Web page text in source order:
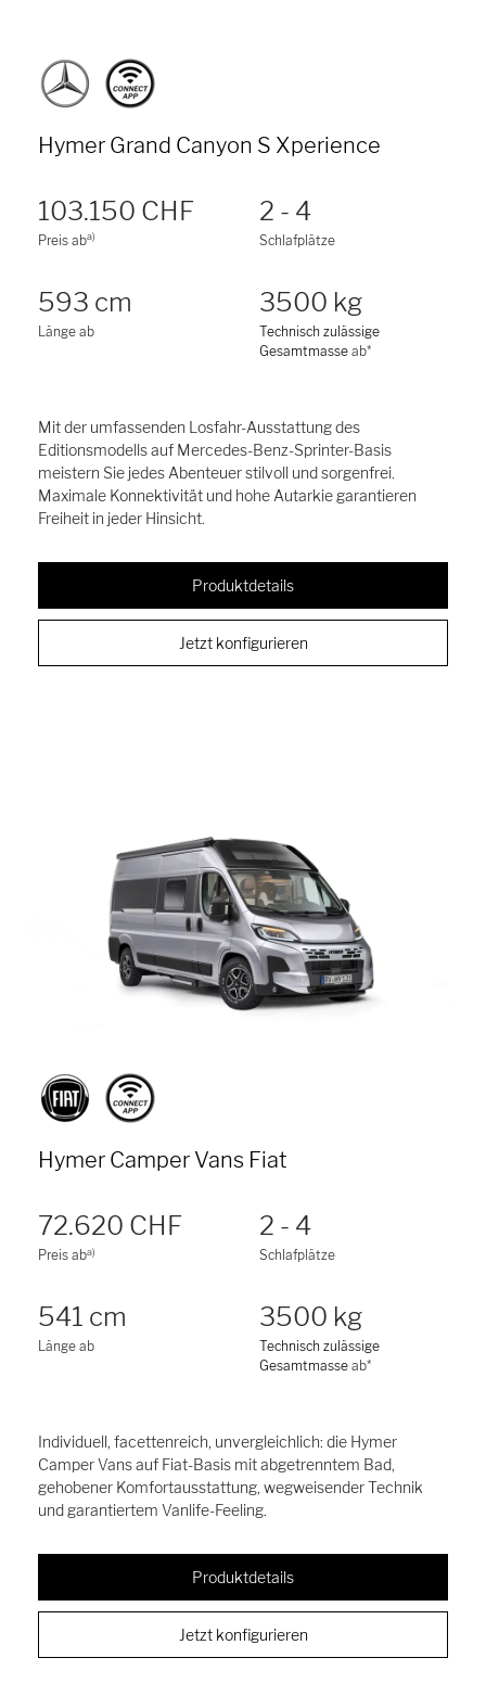
Hymer Grand Canyon S Xperience
103.150 CHF
Preis aba)
2 - 4
Schlafplätze
593 cm
Länge ab
3500 kg
Technisch zulässige
Gesamtmasse ab*
Mit der umfassenden Losfahr-Ausstattung des
Editionsmodells auf Mercedes-Benz-Sprinter-Basis
meistern Sie jedes Abenteuer stilvoll und sorgenfrei.
Maximale Konnektivität und hohe Autarkie garantieren
Freiheit in jeder Hinsicht.
Produktdetails
Jetzt konfigurieren
Hymer Camper Vans Fiat
72.620 CHF
Preis aba)
2 - 4
Schlafplätze
541 cm
Länge ab
3500 kg
Technisch zulässige
Gesamtmasse ab*
Individuell, facettenreich, unvergleichlich: die Hymer
Camper Vans auf Fiat-Basis mit abgetrenntem Bad,
gehobener Komfortausstattung, wegweisender Technik
und garantiertem Vanlife-Feeling.
Produktdetails
Jetzt konfigurieren